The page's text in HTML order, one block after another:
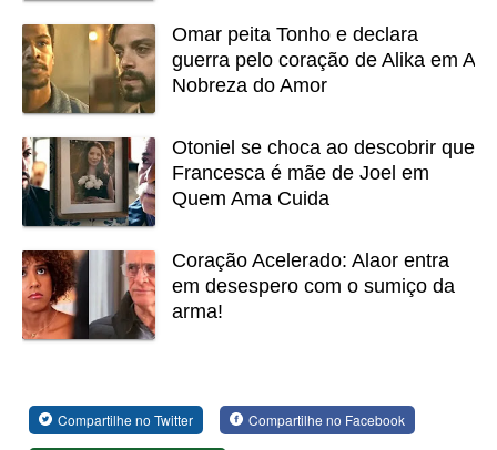
Omar peita Tonho e declara
guerra pelo coração de Alika em A
Nobreza do Amor
Otoniel se choca ao descobrir que
Francesca é mãe de Joel em
Quem Ama Cuida
Coração Acelerado: Alaor entra
em desespero com o sumiço da
arma!
Compartilhe no Twitter Compartilhe no Facebook